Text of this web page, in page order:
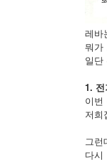
레바
뭐가
일단
1.
이번
저희
그런
다시